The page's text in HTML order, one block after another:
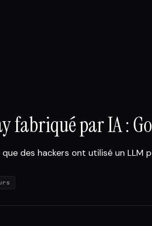
fabriqué par IA :
que des hackers ont utilisé un